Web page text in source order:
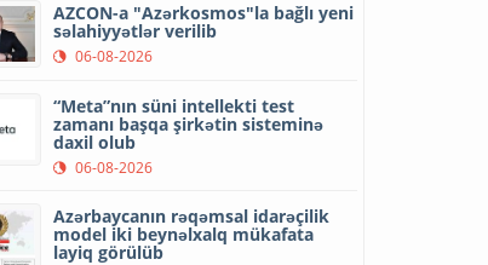
AZCON-a "Azərkosmos"la bağlı yeni
səlahiyyətlər verilib
06-08-2026
“Meta”nın süni intellekti test
zamanı başqa şirkətin sisteminə
daxil olub
06-08-2026
Azərbaycanın rəqəmsal idarəçilik
model iki beynəlxalq mükafata
layiq görülüb